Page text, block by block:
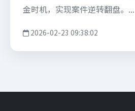
金时机，实现案件逆转翻盘。...
2026-02-23 09:38:02